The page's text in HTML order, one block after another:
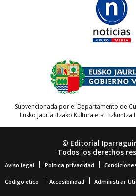
Subvencionada por el Departamento de
Eusko Jaurlaritzako Kultura eta Hizkuntza
© Editorial
Todos los derechos
Aviso legal Política privacidad
Código ético Accesibilidad Administrar